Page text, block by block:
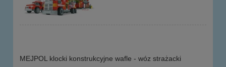
MEJPOL klocki konstrukcyjne wafle - wóz strażacki